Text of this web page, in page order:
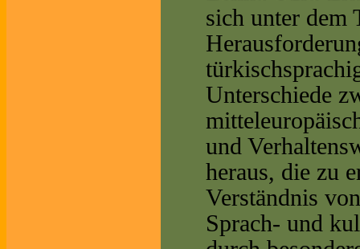
sich unter dem
Unterschiede
und
heraus, die zu
Verständnis
Sprach- und